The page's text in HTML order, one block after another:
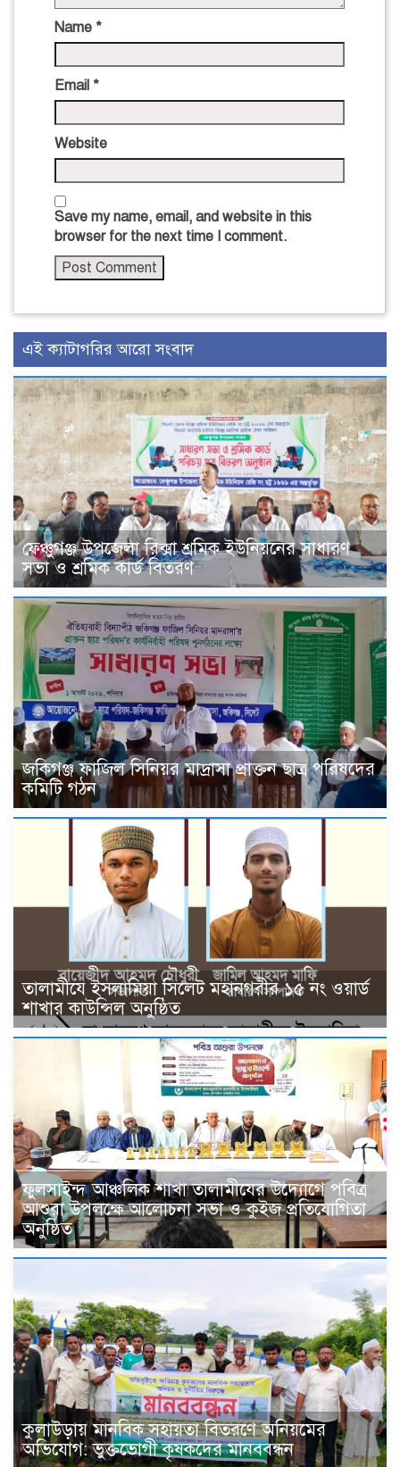
Name *
Email *
Website
Save my name, email, and website in this
browser for the next time I comment.
এই ক্যাটাগরির আরো সংবাদ
ফেঞ্চুগঞ্জ উপজেলা রিক্সা শ্রমিক ইউনিয়নের সাধারণ
সভা ও শ্রমিক কার্ড বিতরণ
জকিগঞ্জ ফাজিল সিনিয়র মাদ্রাসা প্রাক্তন ছাত্র পরিষদের
কমিটি গঠন
তালামীযে ইসলামিয়া সিলেট মহানগরীর ১৫ নং ওয়ার্ড
শাখার কাউন্সিল অনুষ্ঠিত
ফুলসাইন্দ আঞ্চলিক শাখা তালামীযের উদ্যোগে পবিত্র
আশুরা উপলক্ষে আলোচনা সভা ও কুইজ প্রতিযোগিতা
অনুষ্ঠিত
কুলাউড়ায় মানবিক সহায়তা বিতরণে অনিয়মের
অভিযোগ: ভুক্তভোগী কৃষকদের মানববন্ধন